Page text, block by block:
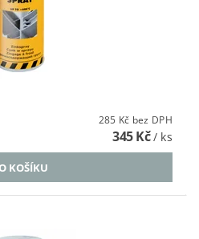
285 Kč bez DPH
345 Kč/ ks